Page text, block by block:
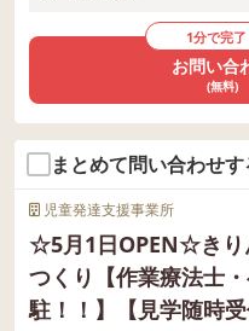
1分で完了
お問い合
(無料)
まとめて問い合わせす
児童発達支援事業所
☆5月1日OPEN☆きり
つくり【作業療法士
駐！！】【見学随時受